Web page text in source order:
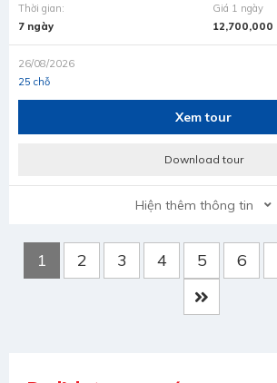
Thời gian:
7 ngày
Giá 1 ngày
12,700,000
26/08/2026
25 chỗ
Xem tour
Download tour
Hiện thêm thông tin
1 2 3 4 5 6